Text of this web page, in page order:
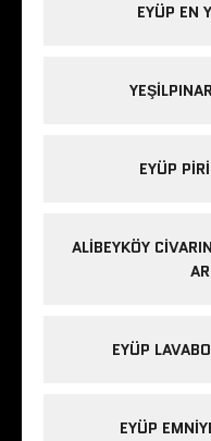
EYÜP EN
EYÜP
ALIBEYKÖY
EYÜP
EYÜP